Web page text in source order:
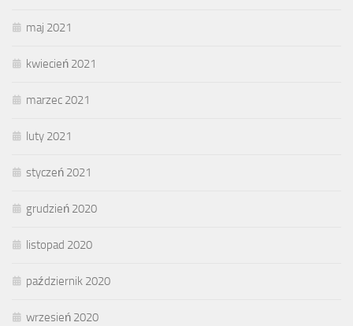
maj 2021
kwiecień 2021
marzec 2021
luty 2021
styczeń 2021
grudzień 2020
listopad 2020
październik 2020
wrzesień 2020